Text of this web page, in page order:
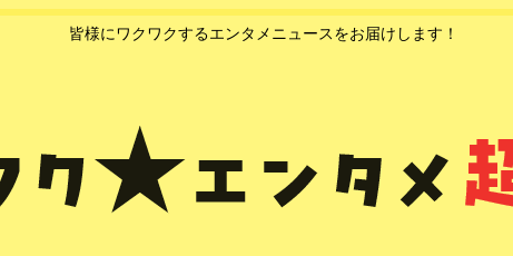
皆様にワクワクするエンタメニュースをお届けします！